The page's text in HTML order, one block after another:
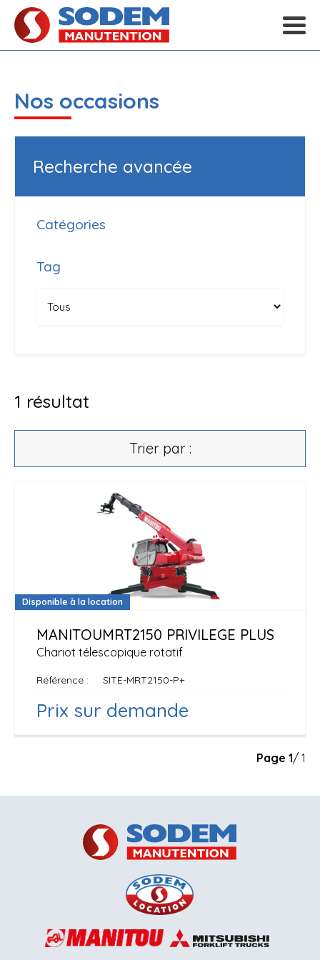
Nos occasions
Recherche avancée
Catégories
Tag
1 résultat
Trier par :
Disponible à la location
Chariot télescopique rotatif
MANITOUMRT2150 PRIVILEGE PLUS
Référence SITE-MRT2150-P+
Prix sur demande
Page 1/ 1